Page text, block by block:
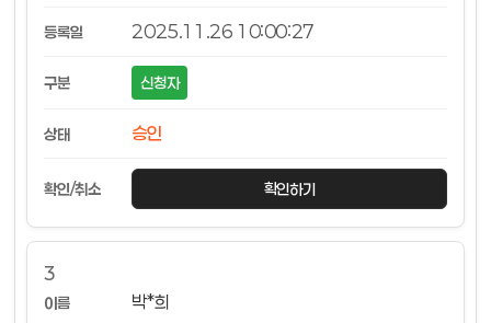
2025.11.26 10:00:27
신청자
승인
확인하기
3
박*희